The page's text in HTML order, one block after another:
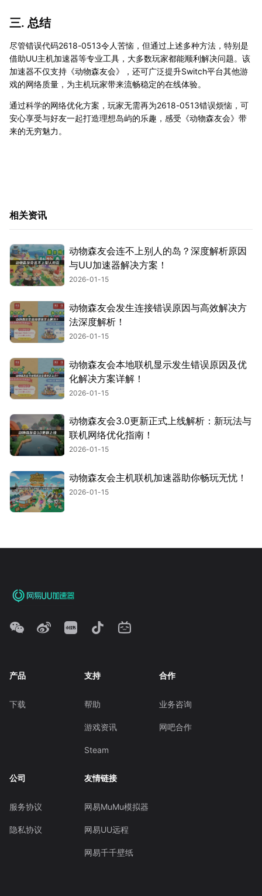
三. 总结
尽管错误代码2618-0513令人苦恼，但通过上述多种方法，特别是
借助UU主机加速器等专业工具，大多数玩家都能顺利解决问题。该
加速器不仅支持《动物森友会》，还可广泛提升Switch平台其他游
戏的网络质量，为主机玩家带来流畅稳定的在线体验。
通过科学的网络优化方案，玩家无需再为2618-0513错误烦恼，可
安心享受与好友一起打造理想岛屿的乐趣，感受《动物森友会》带
来的无穷魅力。
相关资讯
动物森友会连不上别人的岛？深度解析原因
与UU加速器解决方案！
2026-01-15
动物森友会发生连接错误原因与高效解决方
法深度解析！
2026-01-15
动物森友会本地联机显示发生错误原因及优
化解决方案详解！
2026-01-15
动物森友会3.0更新正式上线解析：新玩法与
联机网络优化指南！
2026-01-15
动物森友会主机联机加速器助你畅玩无忧！
2026-01-15
产品
下载
支持
帮助
游戏资讯
Steam
合作
业务咨询
网吧合作
公司
服务协议
隐私协议
友情链接
网易MuMu模拟器
网易UU远程
网易千千壁纸